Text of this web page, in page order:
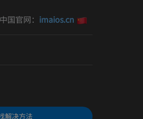
国官网： imaios.cn
解决方法